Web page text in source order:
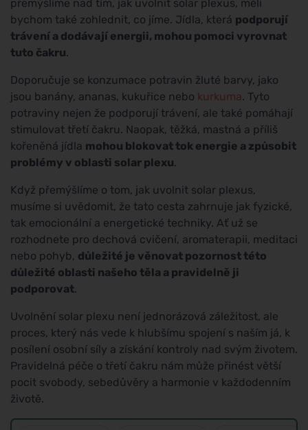
přemýšlíme nad tím, jak uvolnit solar plexus, měli
bychom také zohlednit, co jíme. Jídla, která podporují
trávení a dodávají energii, mohou pomoci vyrovnat
tuto čakru.
Doporučuje se konzumace potravin žluté barvy, jako
jsou banány, ananas, kukuřice nebo kurkuma. Tyto
potraviny nejen že podporují trávení, ale také pomáhají
stimulovat třetí čakru. Naopak, těžká, mastná a příliš
kořeněná jídla mohou blokovat tok energie a způsobit
problémy v oblasti solar plexu.
Když přemýšlíme o tom, jak uvolnit solar plexus,
musíme si uvědomit, že tato cesta zahrnuje jak fyzické,
tak emocionální a energetické techniky. Ať už se
rozhodnete pro dechová cvičení, aromaterapii, meditaci
nebo pohyb, důležité je věnovat pozornost této
důležité oblasti našeho těla a pravidelně ji
podporovat.
Uvolnění solar plexu není jednorázová záležitost, ale
proces, který nás vede k hlubšímu spojení s naším já, k
posílení osobní síly a získání kontroly nad svým životem.
Pravidelná péče o třetí čakru nám může přinést větší
pocit svobody, sebedůvěry a harmonie v každodenním
životě.